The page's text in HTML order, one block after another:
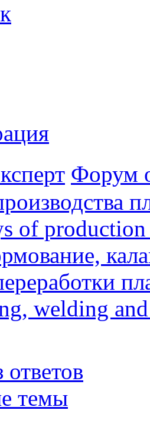
Форум
of
welding
темы